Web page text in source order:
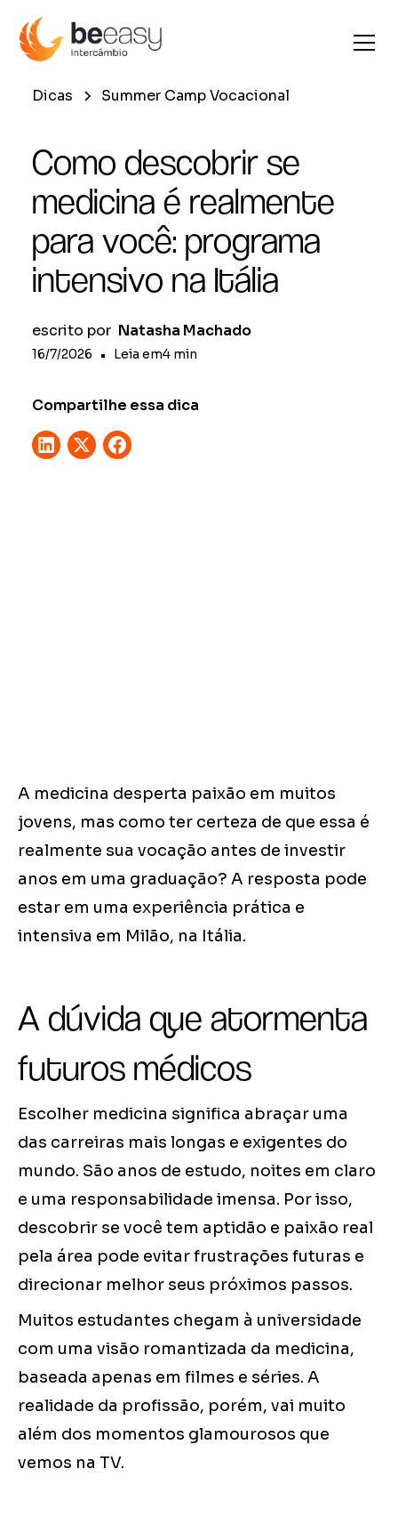
Dicas Summer Camp Vocacional
Como descobrir se
medicina é realmente
para você: programa
intensivo na Itália
escrito por Natasha Machado
16/7/2026 • Leia em4 min
Compartilhe essa dica
A medicina desperta paixão em muitos
jovens, mas como ter certeza de que essa é
realmente sua vocação antes de investir
anos em uma graduação? A resposta pode
estar em uma experiência prática e
intensiva em Milão, na Itália.
A dúvida que atormenta
futuros médicos
Escolher medicina significa abraçar uma
das carreiras mais longas e exigentes do
mundo. São anos de estudo, noites em claro
e uma responsabilidade imensa. Por isso,
descobrir se você tem aptidão e paixão real
pela área pode evitar frustrações futuras e
direcionar melhor seus próximos passos.
Muitos estudantes chegam à universidade
com uma visão romantizada da medicina,
baseada apenas em filmes e séries. A
realidade da profissão, porém, vai muito
além dos momentos glamourosos que
vemos na TV.